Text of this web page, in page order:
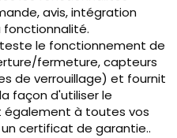
avis, intégration
fonctionnalité.
le fonctionnement de
fermeture, capteurs
de verrouillage) et fournit
façon d'utiliser le
également à toutes vos
certificat de garantie..